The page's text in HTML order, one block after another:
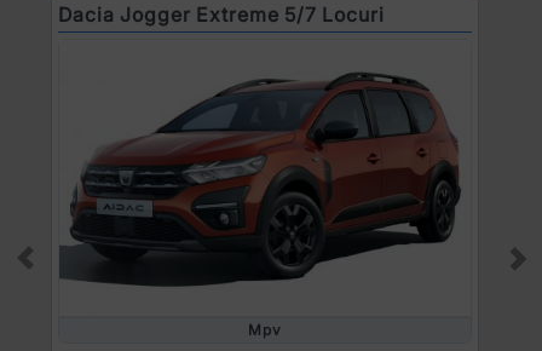
Dacia Jogger Extreme 5/7 Locuri
Mpv